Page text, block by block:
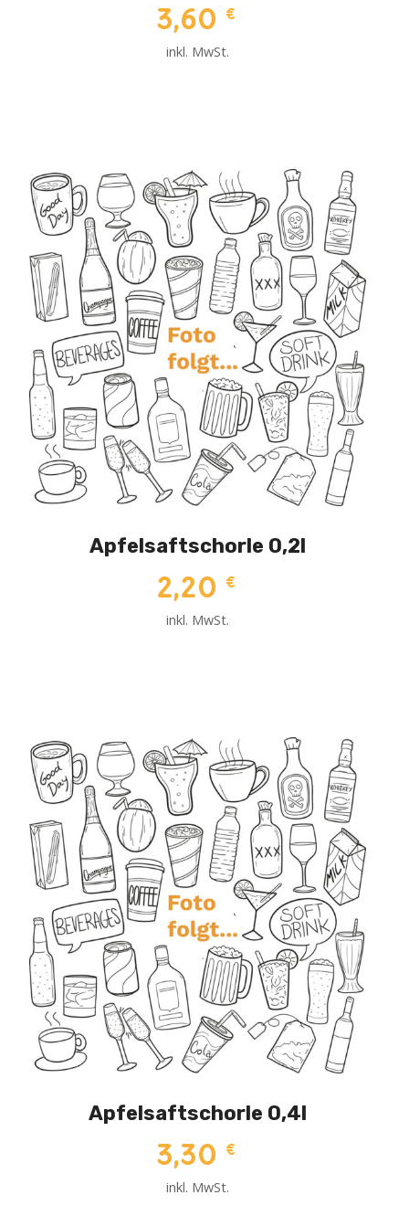
3,60 €
inkl. MwSt.
Apfelsaftschorle 0,2l
2,20 €
inkl. MwSt.
Apfelsaftschorle 0,4l
3,30 €
inkl. MwSt.